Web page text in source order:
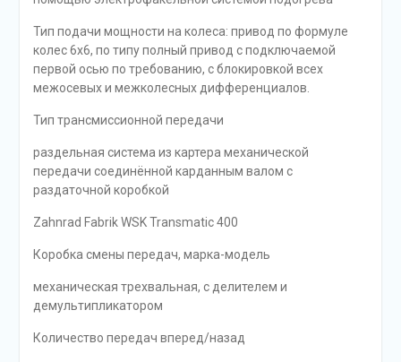
Тип подачи мощности на колеса: привод по формуле
колес 6х6, по типу полный привод с подключаемой
первой осью по требованию, с блокировкой всех
межосевых и межколесных дифференциалов.
Тип трансмиссионной передачи
раздельная система из картера механической
передачи соединённой карданным валом с
раздаточной коробкой
Zahnrad Fabrik WSK Transmatic 400
Коробка смены передач, марка-модель
механическая трехвальная, с делителем и
демультипликатором
Количество передач вперед/назад